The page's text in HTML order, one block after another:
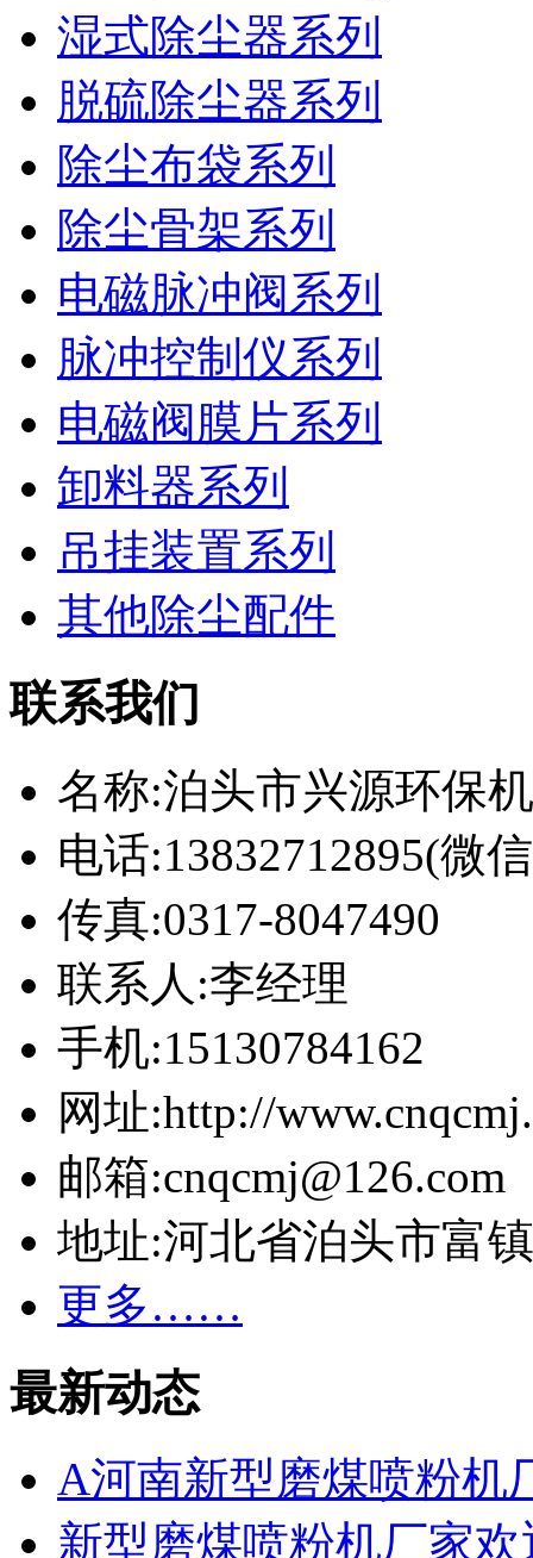
湿式除尘器系列
脱硫除尘器系列
除尘布袋系列
除尘骨架系列
电磁脉冲阀系列
脉冲控制仪系列
电磁阀膜片系列
卸料器系列
吊挂装置系列
其他除尘配件
联系我们
名称:泊头市兴源环保
电话:13832712895(微
传真:0317-8047490
联系人:李经理
手机:15130784162
网址:http://
邮箱:cnqcmj@126.com
地址:河北省泊头市富
更多……
最新动态
A河南新型磨煤喷粉机
新型磨煤喷粉机厂家